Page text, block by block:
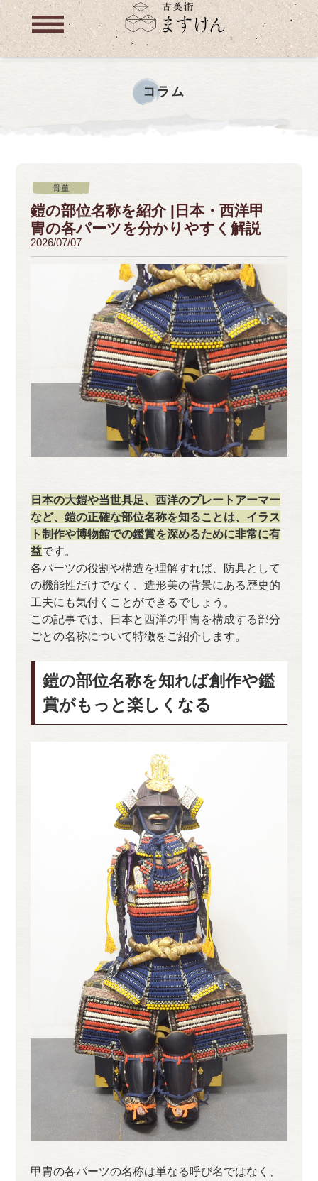
コラム
骨董
鎧の部位名称を紹介 |日本・西洋甲
冑の各パーツを分かりやすく解説
2026/07/07
日本の大鎧や当世具足、西洋のプレートアーマー
など、鎧の正確な部位名称を知ることは、イラス
ト制作や博物館での鑑賞を深めるために非常に有
益です。
各パーツの役割や構造を理解すれば、防具として
の機能性だけでなく、造形美の背景にある歴史的
工夫にも気付くことができるでしょう。
この記事では、日本と西洋の甲冑を構成する部分
ごとの名称について特徴をご紹介します。
鎧の部位名称を知れば創作や鑑
賞がもっと楽しくなる
甲冑の各パーツの名称は単なる呼び名ではなく、